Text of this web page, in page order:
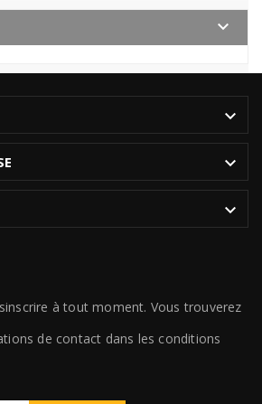




à tout moment. Vous trouverez
de contact dans les conditions